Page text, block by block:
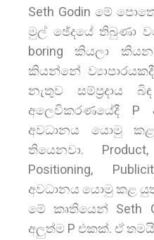
Seth Godin මේ
මුල් ඡේදයේ තිබුණා
boring කියලා
කියන්නේ
නැතුව සම්ප්‍රදාය
අලෙවිකරණයේදී
අවධානය යොමු
තියෙනවා.
Positioning,
අවධානය යොමු කළ
මේ කෘතියෙන් Seth
අලුත්ම P එකක්. ඒ තමයි